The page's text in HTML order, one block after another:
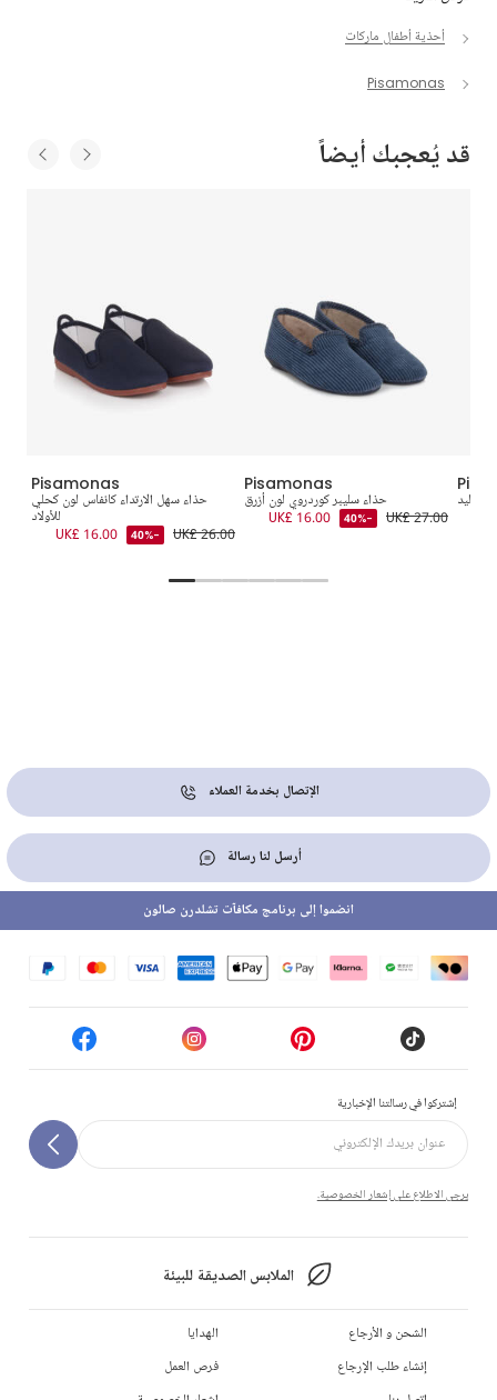
أحذية أطفال ماركات
Pisamonas
قد يُعجبك أيضاً
Pisamonas
حذاء سهل الارتداء كانفاس لون كحلي
للأولاد
UK£ 26.00
-40%
UK£ 16.00
Pisamonas
حذاء سليبر كوردروي لون أزرق
UK£ 27.00
-40%
UK£ 16.00
الإتصال بخدمة العملاء
أرسل لنا رسالة
إشتركوا في رسالتنا الإخبارية
يرجى الاطلاع على إشعار الخصوصية.
الملابس الصديقة للبيئة
انضموا إلى برنامج مكافآت تشلدرن صالون
الشحن و الأرجاع
إنشاء طلب الإرجاع
الهدايا
فرص العمل